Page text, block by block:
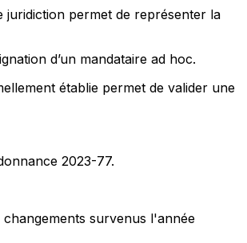
juridiction permet de représenter la
d’un mandataire ad hoc.
établie permet de valider une
2023-77.
changements survenus l'année